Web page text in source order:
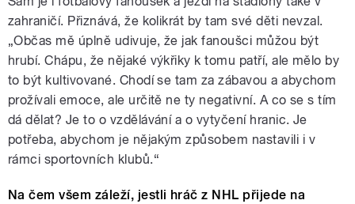
zahraničí. Přiznává, že kolikrát by tam své děti nevzal.
„Občas mě úplně udivuje, že jak fanoušci můžou být
hrubí. Chápu, že nějaké výkřiky k tomu patří, ale mělo by
to být kultivované. Chodí se tam za zábavou a abychom
prožívali emoce, ale určitě ne ty negativní. A co se s tím
dá dělat? Je to o vzdělávání a o vytyčení hranic. Je
potřeba, abychom je nějakým způsobem nastavili i v
rámci sportovních klubů.“
Na čem všem záleží, jestli hráč z NHL přijede na